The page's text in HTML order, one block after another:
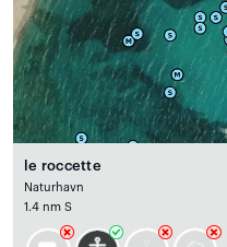
le roccette
Naturhavn
1.4 nm S